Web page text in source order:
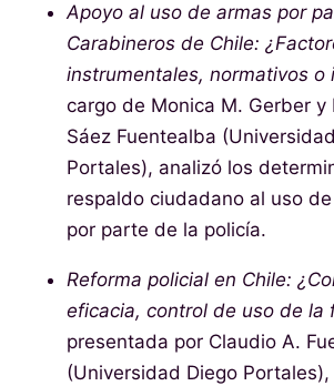
Apoyo al uso de armas por
Carabineros de Chile:
instrumentales, normativos o
cargo de Monica M. Gerber y
Sáez Fuentealba
Portales), analizó los
respaldo ciudadano al uso
por parte de la policía.
Reforma policial en Chile:
eficacia, control de uso de la
presentada por Claudio A.
(Universidad Diego